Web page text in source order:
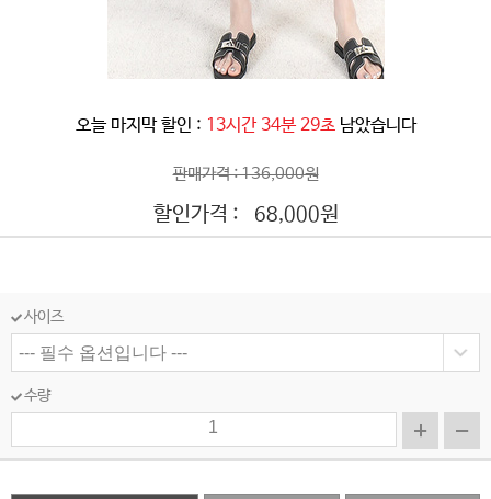
오늘 마지막 할인 : 13시간 34분 26초 남았습니다
판매가격 : 136,000원
할인가격 : 68,000원
사이즈
수량